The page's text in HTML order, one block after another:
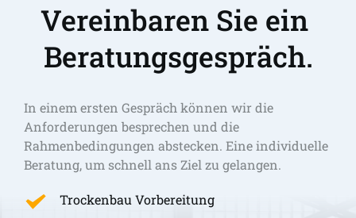
Vereinbaren Sie ein
Beratungsgespräch.
In einem ersten Gespräch können wir die
Anforderungen besprechen und die
Rahmenbedingungen abstecken. Eine individuelle
Beratung, um schnell ans Ziel zu gelangen.
Trockenbau Vorbereitung